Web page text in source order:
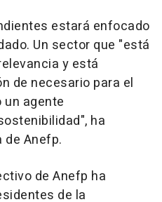
estará enfocado
Un sector que "está
y está
de necesario para el
agente
ha
Anefp.
de Anefp ha
de la